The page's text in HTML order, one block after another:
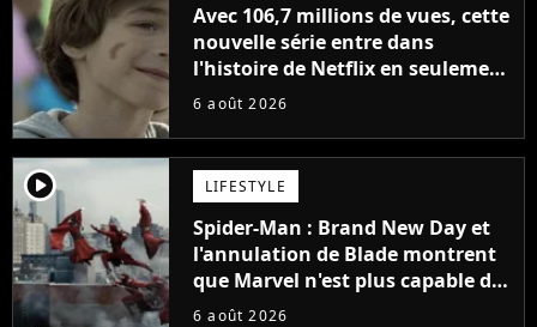
Avec 106,7 millions de vues, cette
nouvelle série entre dans
l'histoire de Netflix en seulement
48 jours
6 août 2026
player2 LIFESTYLE
Spider-Man : Brand New Day et
l'annulation de Blade montrent
que Marvel n'est plus capable de
faire quoi que ce soit de simple
6 août 2026